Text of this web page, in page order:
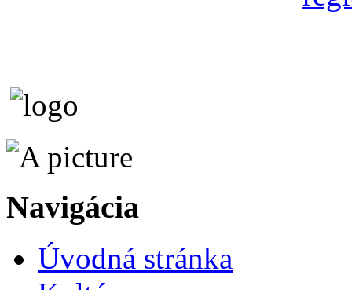
Navigácia
Úvodná stránka